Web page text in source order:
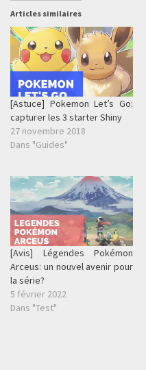
Articles similaires
[Astuce] Pokemon Let’s Go:
capturer les 3 starter Shiny
27 novembre 2018
Dans "Guides"
[Avis] Légendes Pokémon
Arceus: un nouvel avenir pour
la série?
5 février 2022
Dans "Test"